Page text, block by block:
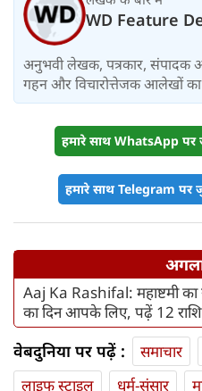
WD Feature
अनुभवी लेखक, पत्रकार, संपादक
गहन और विचारोत्तेजक आलेखों का
हमारे साथ WhatsApp
हमारे साथ Telegram
Aaj Ka Rashifal: महाष्टमी
का दिन आपके लिए, पढ़ें 12
वेबदुनिया पर पढ़ें : समाचार
लाइफ स्‍टाइल
धर्म-संसार